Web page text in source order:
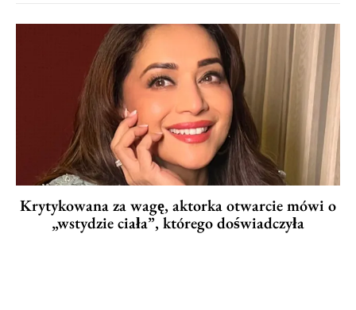
Krytykowana za wagę, aktorka otwarcie mówi o
„wstydzie ciała”, którego doświadczyła